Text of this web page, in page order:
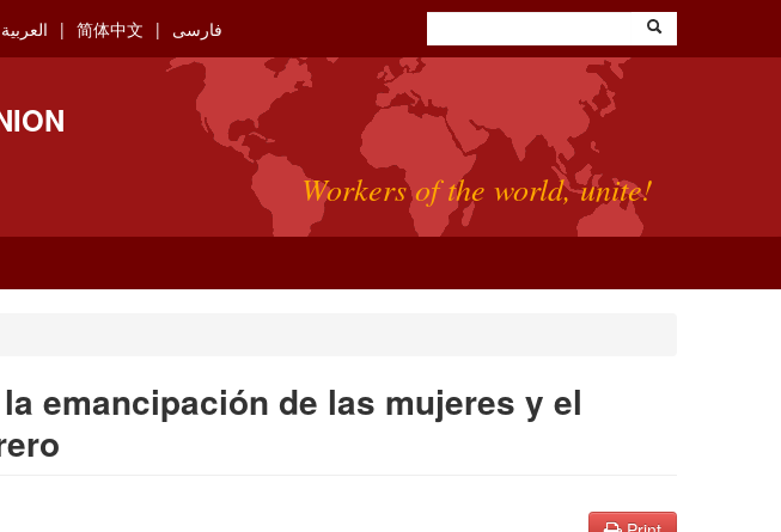
العربية 简体中文 فارسی
Workers of the world, unite!
emancipación de las mujeres y el